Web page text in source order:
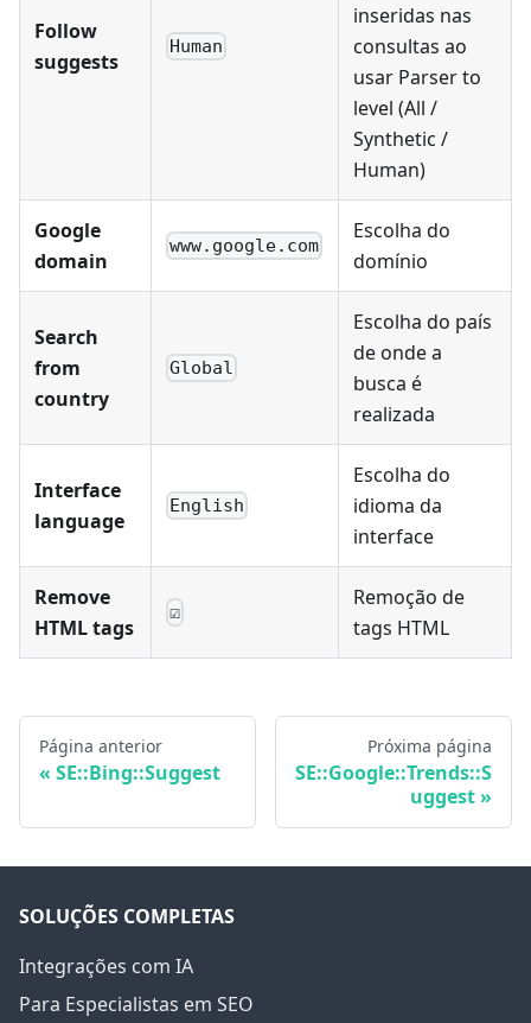
Follow
suggests
Human
inseridas nas
consultas ao
usar Parser to
level (All /
Synthetic /
Human)
Google
domain
www.google.com
Escolha do
domínio
Search
from
country
Global
Escolha do país
de onde a
busca é
realizada
Interface
language
English
Escolha do
idioma da
interface
Remove
HTML tags
☑
Remoção de
tags HTML
Página anterior
SE::Bing::Suggest
Próxima página
SE::Google::Trends::S
uggest
SOLUÇÕES COMPLETAS
Integrações com IA
Para Especialistas em SEO